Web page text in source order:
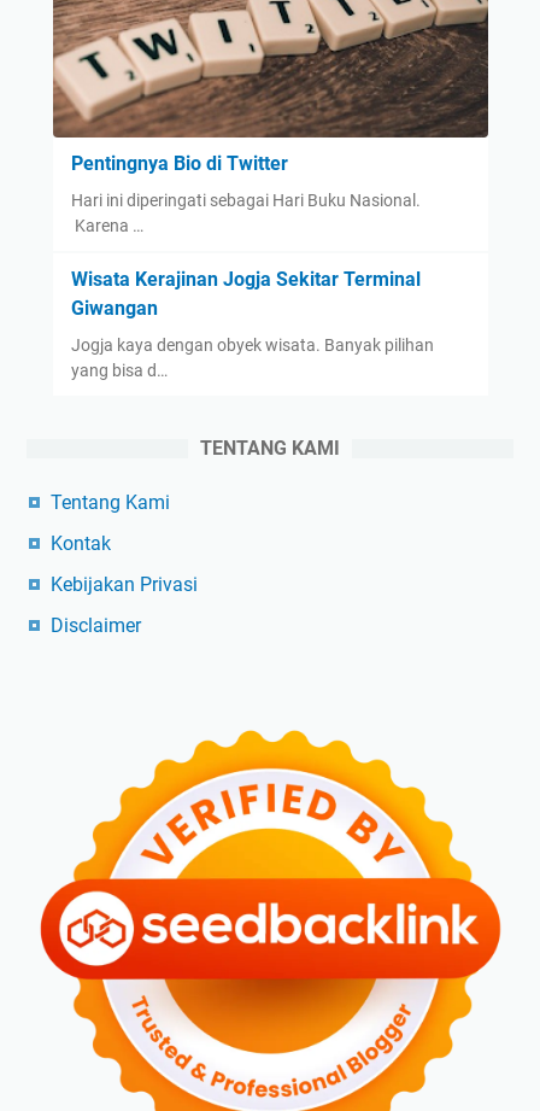
Pentingnya Bio di Twitter
Hari ini diperingati sebagai Hari Buku Nasional.
Karena …
Wisata Kerajinan Jogja Sekitar Terminal
Giwangan
Jogja kaya dengan obyek wisata. Banyak pilihan
yang bisa d…
TENTANG KAMI
Tentang Kami
Kontak
Kebijakan Privasi
Disclaimer